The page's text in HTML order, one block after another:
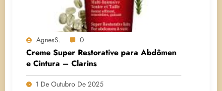
AgnesS. 0
Creme Super Restorative para Abdômen
e Cintura – Clarins
1 De Outubro De 2025